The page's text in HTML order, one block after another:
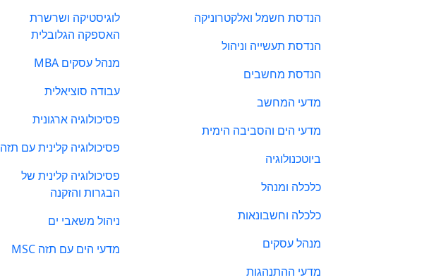
הנדסת חשמל ואלקטרוניקה
הנדסת תעשייה וניהול
הנדסת מחשבים
מדעי המחשב
מדעי הים והסביבה הימית
ביוטכנולוגיה
כלכלה ומנהל
כלכלה וחשבונאות
מנהל עסקים
מדעי ההתנהגות
לוגיסטיקה ושרשרת
האספקה הגלובלית
מנהל עסקים MBA
עבודה סוציאלית
פסיכולוגיה ארגונית
פסיכולוגיה קלינית עם תזה
פסיכולוגיה קלינית של
הבגרות והזקנה
ניהול משאבי ים
מדעי הים עם תזה MSC